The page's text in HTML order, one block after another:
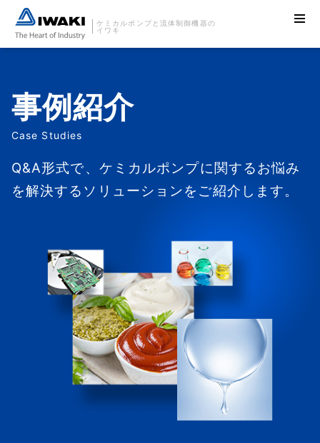
ケミカルポンプと流体制御機器の
イワキ
事例紹介
Case Studies
Q&A形式で、ケミカルポンプに関するお悩み
を解決するソリューションをご紹介します。